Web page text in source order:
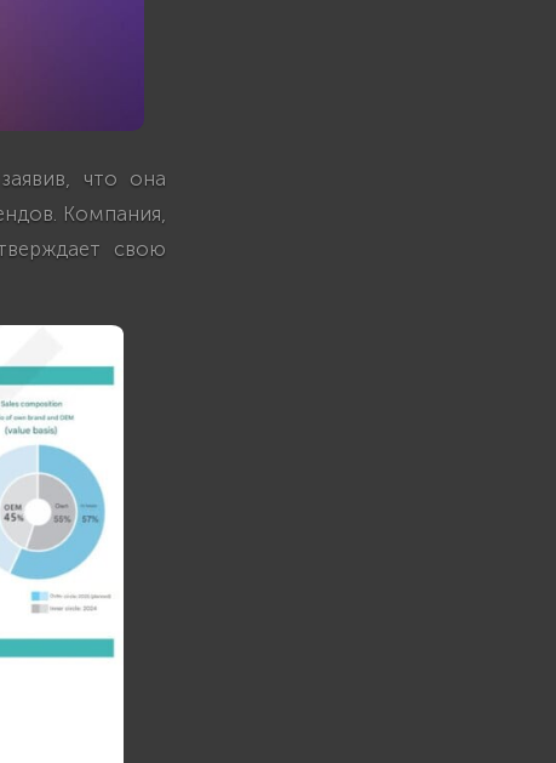
что она
Компания,
свою